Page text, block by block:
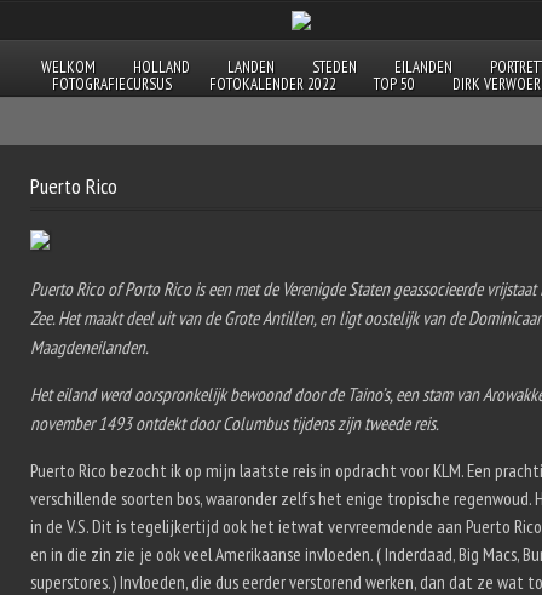
WELKOM HOLLAND LANDEN STEDEN EILANDEN
FOTOGRAFIECURSUS
FOTOKALENDER 2022 TOP 50 DIRK
Puerto Rico
Puerto Rico of Porto Rico is een met de Verenigde Staten geassocieerde
Zee. Het maakt deel uit van de Grote Antillen, en ligt oostelijk van de
Maagdeneilanden.
Het eiland werd oorspronkelijk bewoond door de Taino’s, een stam van
november 1493 ontdekt door Columbus tijdens zijn tweede reis.
Puerto Rico bezocht ik op mijn laatste reis in opdracht voor KLM. Een
verschillende soorten bos, waaronder zelfs het enige tropische
in de V.S. Dit is tegelijkertijd ook het ietwat vervreemdende aan Puerto
en in die zin zie je ook veel Amerikaanse invloeden. ( Inderdaad, Big Macs,
superstores.) Invloeden, die dus eerder verstorend werken, dan dat ze wat